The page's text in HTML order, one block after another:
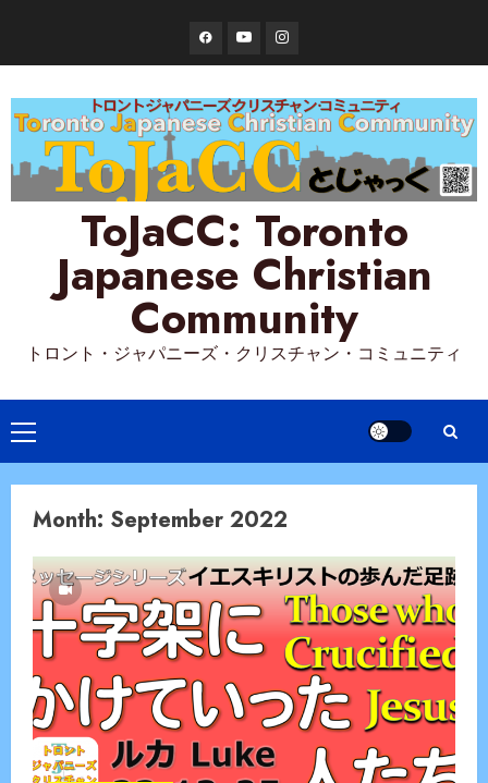
content
FacebookYouTubeInstagram
ToJaCC: Toronto
Japanese Christian
Community
トロント・ジャパニーズ・クリスチャン・コミュニティ
Primary
Menu
Month: September 2022